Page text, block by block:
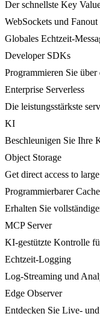
Der schnellste Key
WebSockets und Fanout
Globales Echtzeit-
Developer SDKs
Programmieren Sie
Enterprise Serverless
Die leistungsstärkste
KI
Beschleunigen Sie Ihre
Object Storage
Get direct access to
Programmierbarer Cache
Erhalten Sie
MCP Server
KI-gestützte Kontrolle
Echtzeit-Logging
Log-Streaming und
Edge Observer
Entdecken Sie Live-